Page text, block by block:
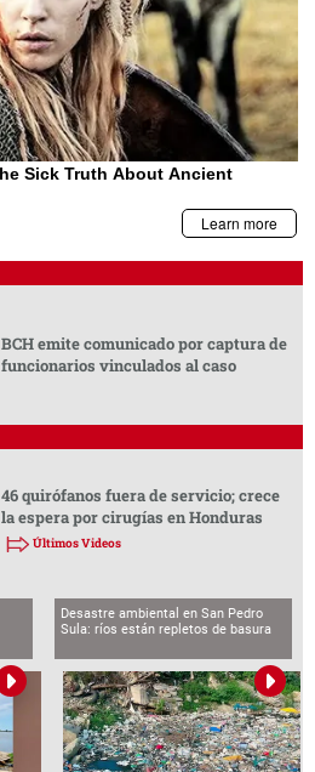
BCH emite comunicado por captura de
funcionarios vinculados al caso
46 quirófanos fuera de servicio; crece
la espera por cirugías en Honduras
Últimos Videos
Desastre ambiental en San Pedro
Sula: ríos están repletos de basura